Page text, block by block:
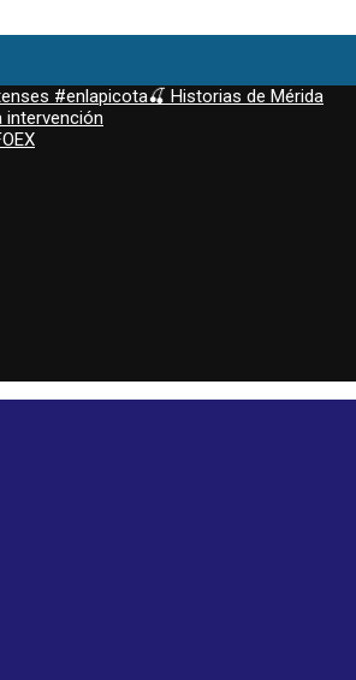
#enlapicota🍒 Historias de Mérida
intervención